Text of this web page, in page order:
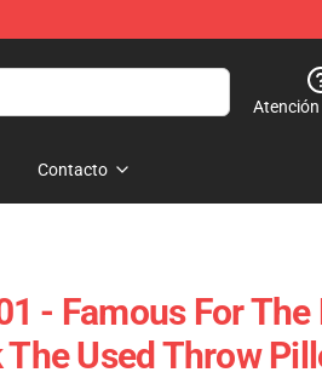
Contacto
- Famous For The
Used Throw